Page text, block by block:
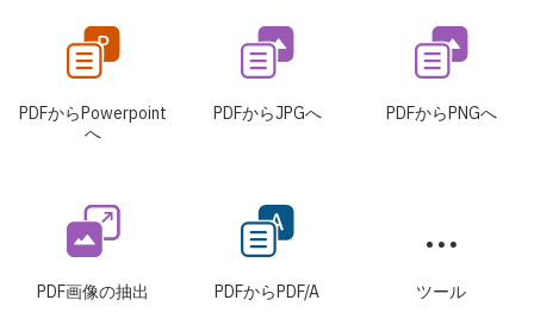
PDFからPowerpoint
へ
PDFからJPGへ PDFからPNGへ
PDF画像の抽出 PDFからPDF/A ツール